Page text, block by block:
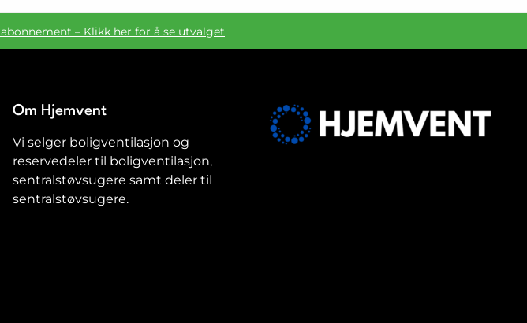
– Klikk her for å se utvalget
Om Hjemvent
Vi selger boligventilasjon og
reservedeler til boligventilasjon,
sentralstøvsugere samt deler til
sentralstøvsugere.